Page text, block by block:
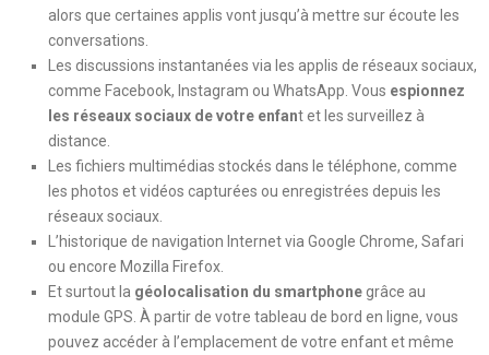
alors que certaines applis vont jusqu’à mettre sur écoute les
conversations.
Les discussions instantanées via les applis de réseaux sociaux,
comme Facebook, Instagram ou WhatsApp. Vous espionnez
les réseaux sociaux de votre enfant et les surveillez à
distance.
Les fichiers multimédias stockés dans le téléphone, comme
les photos et vidéos capturées ou enregistrées depuis les
réseaux sociaux.
L’historique de navigation Internet via Google Chrome, Safari
ou encore Mozilla Firefox.
Et surtout la géolocalisation du smartphonegrâce au
module GPS. À partir de votre tableau de bord en ligne, vous
pouvez accéder à l’emplacement de votre enfant et même